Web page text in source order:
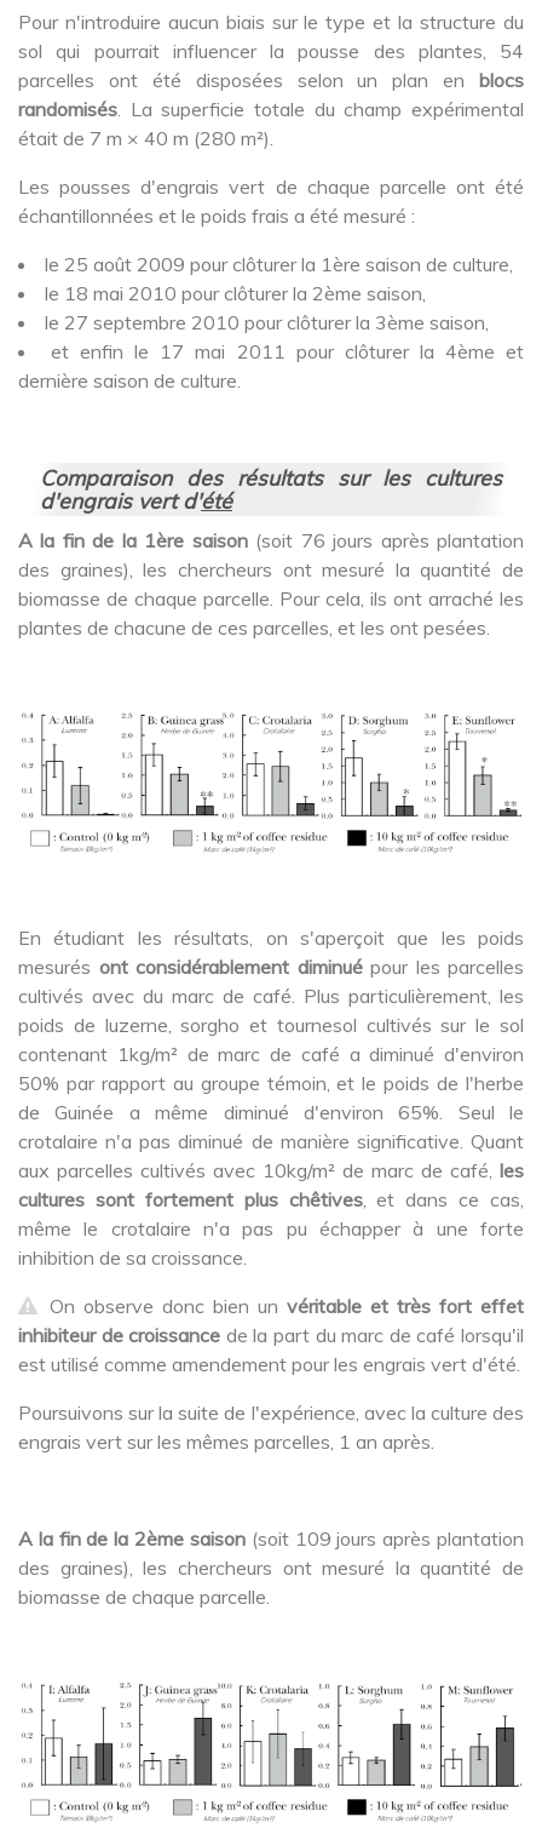
Pour n'introduire aucun biais sur le type et la structure du
sol qui pourrait influencer la pousse des plantes, 54
parcelles ont été disposées selon un plan en blocs
randomisés. La superficie totale du champ expérimental
était de 7 m × 40 m (280 m²).
Les pousses d'engrais vert de chaque parcelle ont été
échantillonnées et le poids frais a été mesuré :
le 25 août 2009 pour clôturer la 1ère saison de culture,
le 18 mai 2010 pour clôturer la 2ème saison,
le 27 septembre 2010 pour clôturer la 3ème saison,
et enfin le 17 mai 2011 pour clôturer la 4ème et
dernière saison de culture.
Comparaison des résultats sur les cultures
d'engrais vert d'été
A la fin de la 1ère saison(soit 76 jours après plantation
des graines), les chercheurs ont mesuré la quantité de
biomasse de chaque parcelle. Pour cela, ils ont arraché les
plantes de chacune de ces parcelles, et les ont pesées.
En étudiant les résultats, on s'aperçoit que les poids
mesurés ont considérablement diminuépour les parcelles
cultivés avec du marc de café. Plus particulièrement, les
poids de luzerne, sorgho et tournesol cultivés sur le sol
contenant 1kg/m² de marc de café a diminué d'environ
50% par rapport au groupe témoin, et le poids de l'herbe
de Guinée a même diminué d'environ 65%. Seul le
crotalaire n'a pas diminué de manière significative. Quant
aux parcelles cultivés avec 10kg/m² de marc de café, les
cultures sont fortement plus chêtives, et dans ce cas,
même le crotalaire n'a pas pu échapper à une forte
inhibition de sa croissance.
On observe donc bien un véritable et très fort effet
inhibiteur de croissance de la part du marc de café lorsqu'il
est utilisé comme amendement pour les engrais vert d'été.
Poursuivons sur la suite de l'expérience, avec la culture des
engrais vert sur les mêmes parcelles, 1 an après.
A la fin de la 2ème saison(soit 109 jours après plantation
des graines), les chercheurs ont mesuré la quantité de
biomasse de chaque parcelle.